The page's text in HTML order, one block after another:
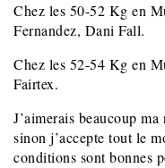
Chez les 50-52 Kg en
Fernandez, Dani Fall.
Chez les 52-54 Kg en
Fairtex.
J’aimerais beaucoup
sinon j’accepte tout le
conditions sont bonnes